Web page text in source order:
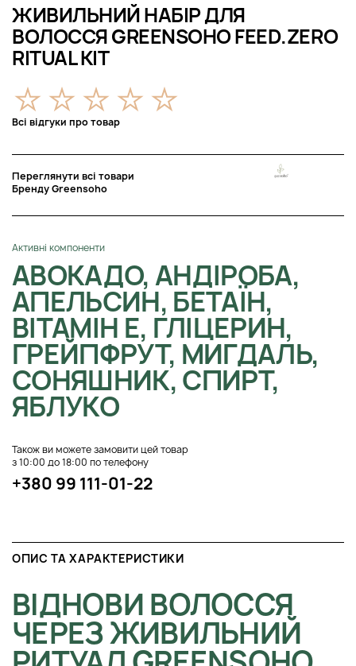
ЖИВИЛЬНИЙ НАБІР ДЛЯ
ВОЛОССЯ GREENSOHO FEED.ZERO
RITUAL KIT
Всі відгуки про товар
Переглянути всі товари
Бренду Greensoho
Активні компоненти
АВОКАДО, АНДІРОБА,
АПЕЛЬСИН, БЕТАЇН,
ВІТАМІН E, ГЛІЦЕРИН,
ГРЕЙПФРУТ, МИГДАЛЬ,
СОНЯШНИК, СПИРТ,
ЯБЛУКО
Також ви можете замовити цей товар
з 10:00 до 18:00 по телефону
+380 99 111-01-22
ОПИС ТА ХАРАКТЕРИСТИКИ
ВІДНОВИ ВОЛОССЯ
ЧЕРЕЗ ЖИВИЛЬНИЙ